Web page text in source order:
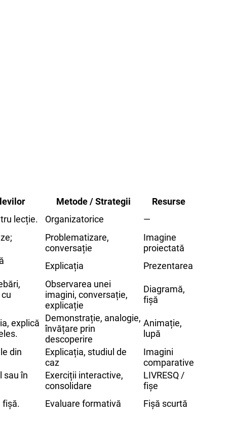
Metode / Strategii
Resurse
lecție. Organizatorice —
Problematizare,
conversație
Imagine
proiectată
Explicația
Prezentarea
Observarea unei
imagini, conversație,
explicație
Diagramă,
fișă
explică
Demonstrație, analogie,
învățare prin
descoperire
Animație,
lupă
din
Explicația, studiul de
caz
Imagini
comparative
sau în
Exerciții interactive,
consolidare
LIVRESQ /
fișe
fișă. Evaluare formativă Fișă scurtă